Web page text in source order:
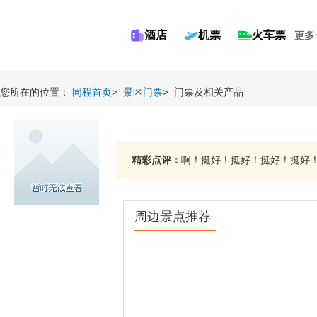
酒店 机票 火车票 更多
您所在的位置： 同程首页> 景区门票> 门票及相关产品
精彩点评： 啊！挺好！挺好！挺好！挺好
周边景点推荐